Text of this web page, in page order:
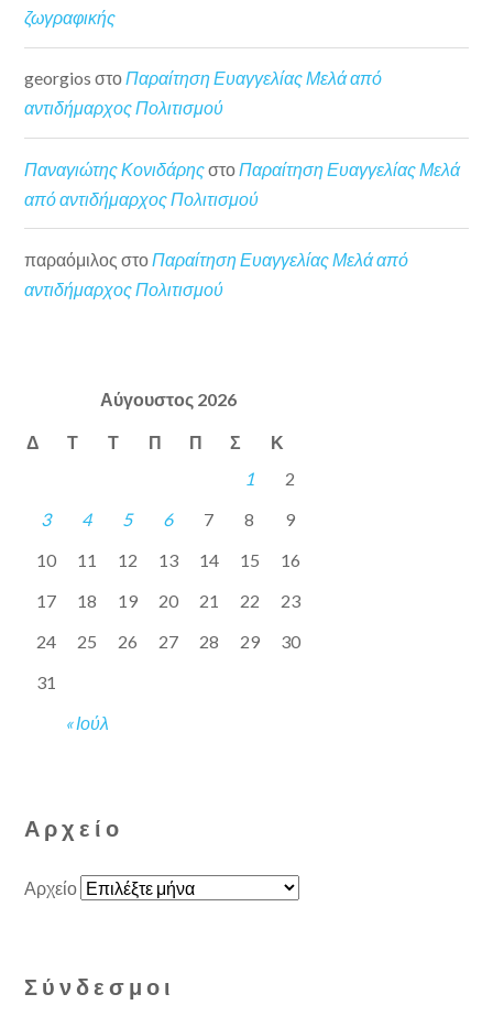
ζωγραφικής
georgios στοΠαραίτηση Ευαγγελίας Μελά από
αντιδήμαρχος Πολιτισμού
Παναγιώτης Κονιδάρηςστο Παραίτηση Ευαγγελίας Μελά
από αντιδήμαρχος Πολιτισμού
παραόμιλος στο Παραίτηση Ευαγγελίας Μελά από
αντιδήμαρχος Πολιτισμού
Αύγουστος 2026
Δ Τ Τ Π Π Σ Κ
« Ιούλ
1
2
3
4 5 6 7 8
9
10
11 12 13 14 15
16
17
18 19 20 21 22
23
24
25 26 27 28 29
30
31
Αρχείο
Αρχείο
Σύνδεσμοι